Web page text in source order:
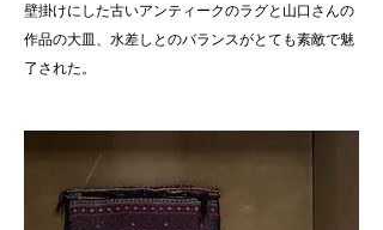
壁掛けにした古いアンティークのラグと山口さんの
作品の大皿、水差しとのバランスがとても素敵で魅
了された。